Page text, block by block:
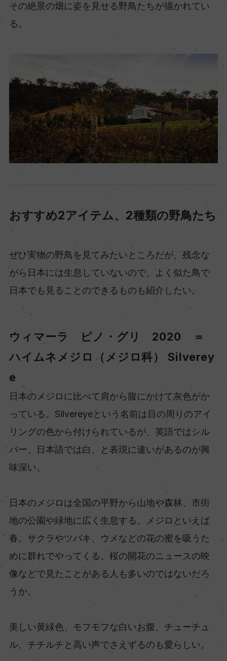
その絶景の畑に姿を見せる野鳥たちが描かれてい
る。
おすすめ2アイテム、2種類の野鳥たち
ぜひ実物の野鳥を見てみたいところだが、残念な
がら日本には生息していないので、よく似た鳥で
日本でも見ることのできるものも紹介したい。
ウィマーラ ピノ・グリ 2020 ＝
ハイムネメジロ（メジロ科） Silverey
e
日本のメジロに比べて肩から腹にかけて灰色がか
っている。Silvereyeという名前は目の周りのアイ
リングの色から付けられているが、英語ではシル
バー、日本語では白、と表現に違いがあるのが興
味深い。
日本のメジロは全国の平野から山地や森林、市街
地の公園や緑地に広く生息する。メジロといえば
春。サクラやツバキ、ウメなどの花の蜜を吸うた
めに群れでやってくる。桜の開花のニュースの映
像などで見たことがある人も多いのではないだろ
うか。
美しい黄緑色、モフモフな白いお腹、チューチュ
ル、チチルチと高い声でさえずるのも愛らしい。